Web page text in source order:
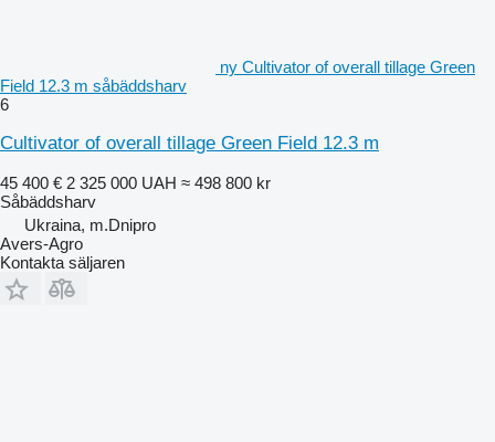
ny Cultivator of overall tillage Green
Field 12.3 m såbäddsharv
6
Cultivator of overall tillage Green Field 12.3 m
45 400 € 2 325 000 UAH ≈ 498 800 kr
Såbäddsharv
Ukraina, m.Dnipro
Avers-Agro
Kontakta säljaren